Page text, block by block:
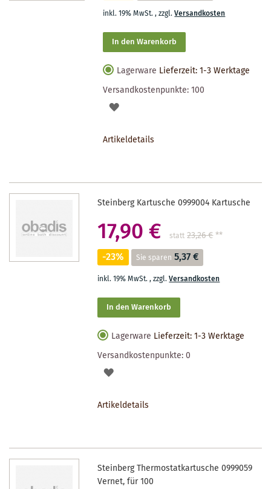
inkl. 19% MwSt.,zzgl.Versandkosten
In den Warenkorb
Lagerware Lieferzeit: 1-3 Werktage
Versandkostenpunkte:100
AUF
Artikeldetails
Steinberg Kartusche 0999004 Kartusche
17,90 € statt 23,26 €**
-23% Sie sparen 5,37 €
inkl. 19% MwSt.,zzgl.Versandkosten
In den Warenkorb
Lagerware Lieferzeit: 1-3 Werktage
Versandkostenpunkte:0
AUF
Artikeldetails
Steinberg Thermostatkartusche 0999059
Vernet, für 100